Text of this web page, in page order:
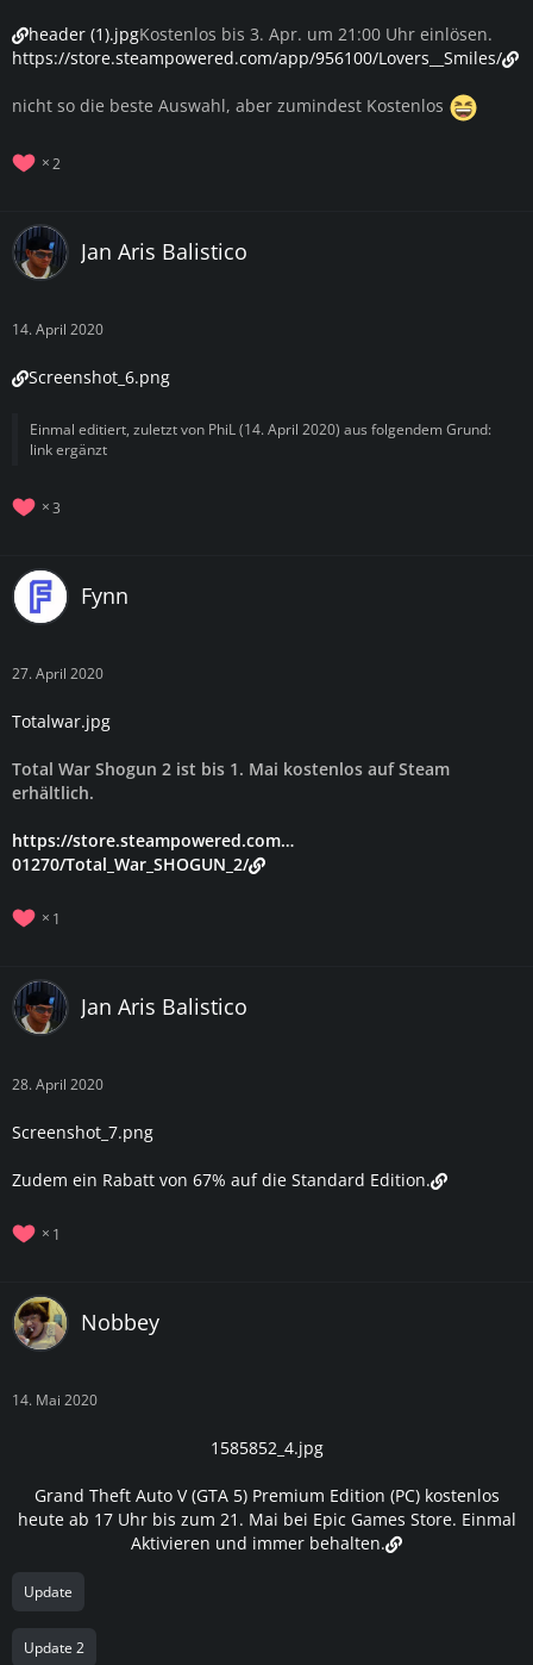
header (1).jpgKostenlos bis 3. Apr. um 21:00 Uhr einlösen.
https://store.steampowered.com/app/956100/Lovers__Smiles/
nicht so die beste Auswahl, aber zumindest Kostenlos
2
Jan Aris Balistico
14. April 2020
Screenshot_6.png
Einmal editiert, zuletzt von PhiL(14. April 2020) aus folgendem Grund:
link ergänzt
3
Fynn
27. April 2020
Totalwar.jpg
Total War Shogun 2 ist bis 1. Mai kostenlos auf Steam
erhältlich.
https://store.steampowered.com…
01270/Total_War_SHOGUN_2/
1
Jan Aris Balistico
28. April 2020
Screenshot_7.png
Zudem ein Rabatt von 67% auf die Standard Edition.
1
Nobbey
14. Mai 2020
1585852_4.jpg
Grand Theft Auto V (GTA 5) Premium Edition (PC) kostenlos
heute ab 17 Uhr bis zum 21. Mai bei Epic Games Store. Einmal
Aktivieren und immer behalten.
Update
Update 2